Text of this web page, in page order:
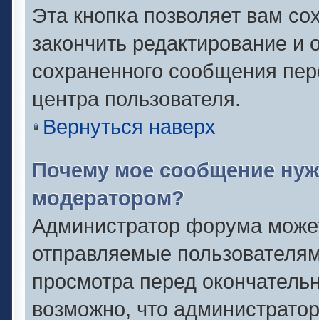
Эта кнопка позволяет вам
закончить редактирование и
сохраненного сообщения
центра пользователя.
Вернуться наверх
Почему мое сообщение
модератором?
Администратор форума
отправляемые
просмотра перед
возможно, что